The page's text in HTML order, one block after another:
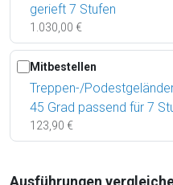
gerieft 7 Stufen
1.030,00 €
Mitbestellen
Treppen-/
45 Grad passend für 7
123,90 €
Ausführungen